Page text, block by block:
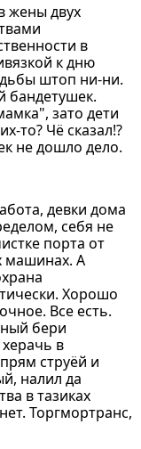
жены двух
в
к дню
штоп ни-ни.
бандетушек.
зато дети
то? Чё сказал!?
не дошло дело.
девки дома
себя не
порта от
машинах. А
Хорошо
Все есть.
бери
в
струёй и
налил да
в тазиках
Торгмортранс,